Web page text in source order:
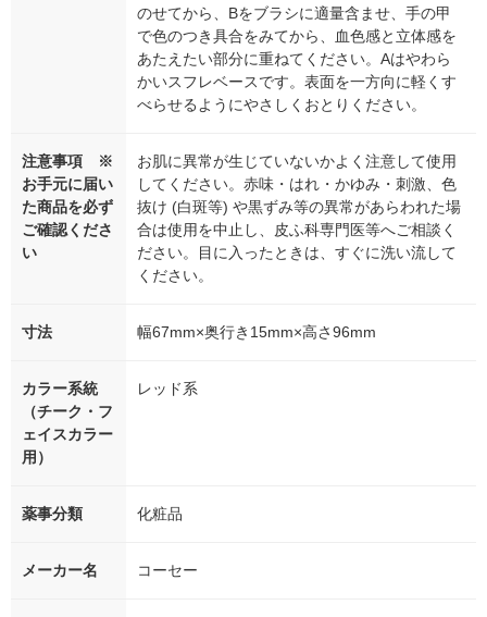
のせてから、Bをブラシに適量含ませ、手の甲
で色のつき具合をみてから、血色感と立体感を
あたえたい部分に重ねてください。Aはやわら
かいスフレベースです。表面を一方向に軽くす
べらせるようにやさしくおとりください。
注意事項 ※
お手元に届い
た商品を必ず
ご確認くださ
い
お肌に異常が生じていないかよく注意して使用
してください。赤味・はれ・かゆみ・刺激、色
抜け (白斑等) や黒ずみ等の異常があらわれた場
合は使用を中止し、皮ふ科専門医等へご相談く
ださい。目に入ったときは、すぐに洗い流して
ください。
寸法 幅67mm×奥行き15mm×高さ96mm
カラー系統
（チーク・フ
ェイスカラー
用）
レッド系
薬事分類 化粧品
メーカー名 コーセー